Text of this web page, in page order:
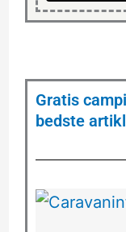
Gratis
bedste